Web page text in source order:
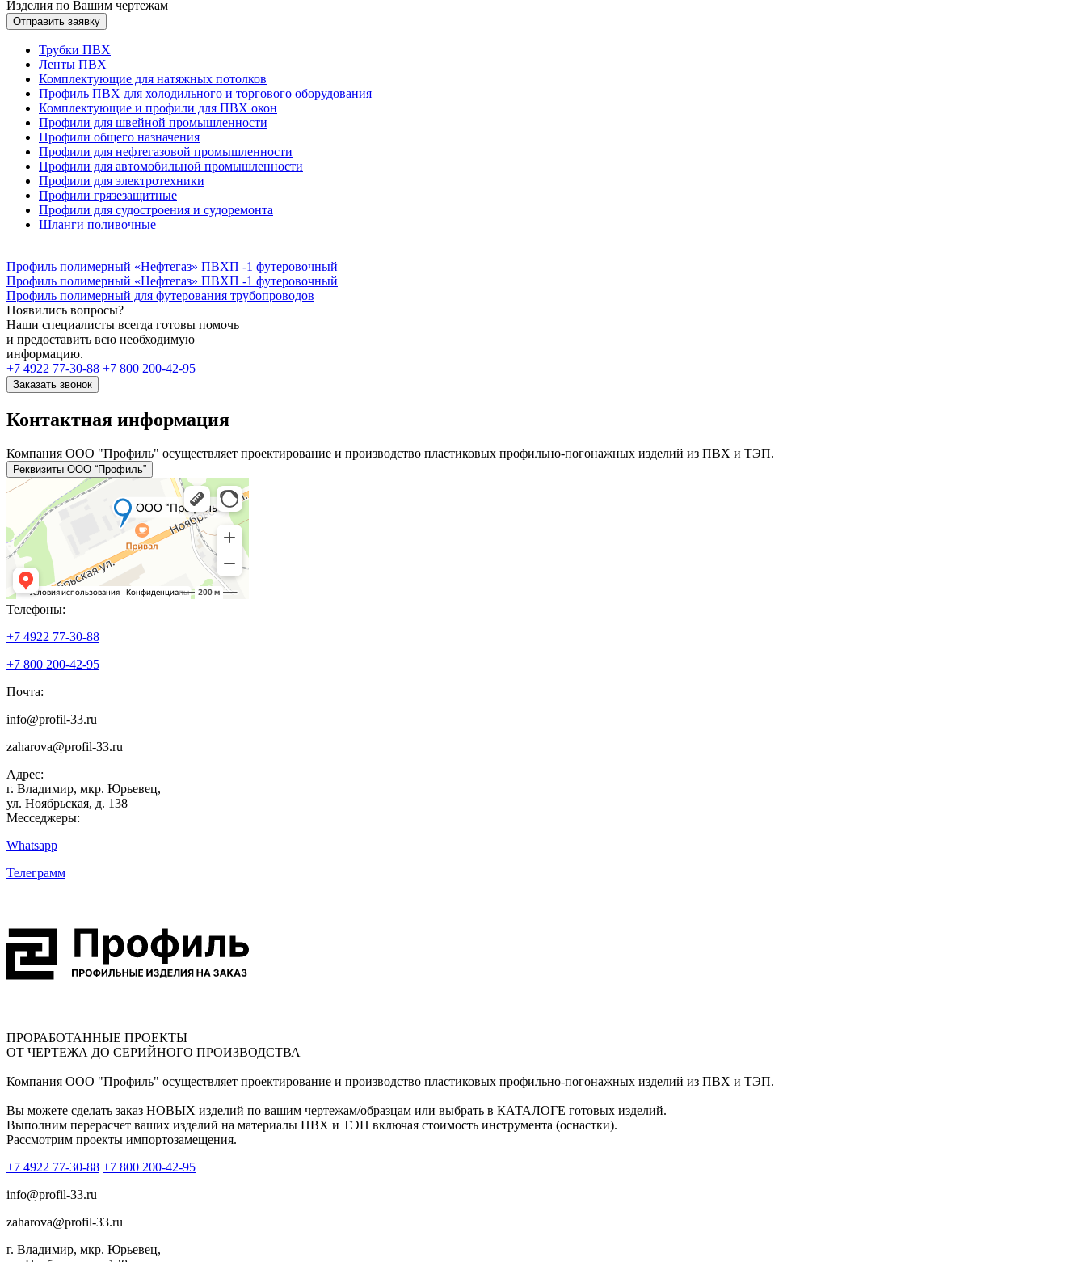
Изделия по Вашим чертежам
Отправить заявку
Трубки ПВХ
Ленты ПВХ
Комплектующие для натяжных потолков
Профиль ПВХ для холодильного и торгового оборудования
Комплектующие и профили для ПВХ окон
Профили для швейной промышленности
Профили общего назначения
Профили для нефтегазовой промышленности
Профили для автомобильной промышленности
Профили для электротехники
Профили грязезащитные
Профили для судостроения и судоремонта
Шланги поливочные
Профиль полимерный «Нефтегаз» ПВХП -1 футеровочный
Профиль полимерный «Нефтегаз» ПВХП -1 футеровочный
Профиль полимерный для футерования трубопроводов
Появились вопросы?
Наши специалисты всегда готовы помочь
и предоставить всю необходимую
информацию.
+7 4922 77-30-88 +7 800 200-42-95
Заказать звонок
Контактная информация
Компания ООО "Профиль" осуществляет проектирование и производство пластиковых профильно-погонажных изделий из ПВХ и ТЭП.
Реквизиты ООО “Профиль”
Телефоны:
+7 4922 77-30-88
+7 800 200-42-95
Почта:
info@profil-33.ru
zaharova@profil-33.ru
Адрес:
г. Владимир, мкр. Юрьевец,
ул. Ноябрьская, д. 138
Месседжеры:
Whatsapp
Телеграмм
ПРОРАБОТАННЫЕ ПРОЕКТЫ
ОТ ЧЕРТЕЖА ДО СЕРИЙНОГО ПРОИЗВОДСТВА
Компания ООО "Профиль" осуществляет проектирование и производство пластиковых профильно-погонажных изделий из ПВХ и ТЭП.
Вы можете сделать заказ НОВЫХ изделий по вашим чертежам/образцам или выбрать в КАТАЛОГЕ готовых изделий.
Выполним перерасчет ваших изделий на материалы ПВХ и ТЭП включая стоимость инструмента (оснастки).
Рассмотрим проекты импортозамещения.
+7 4922 77-30-88 +7 800 200-42-95
info@profil-33.ru
zaharova@profil-33.ru
г. Владимир, мкр. Юрьевец,